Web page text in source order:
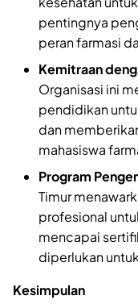
pentingnya
peran farmasi
Kemitraan
Organisasi ini
pendidikan
dan
mahasiswa
Program
Timur
profesional
mencapai
diperlukan
Kesimpulan